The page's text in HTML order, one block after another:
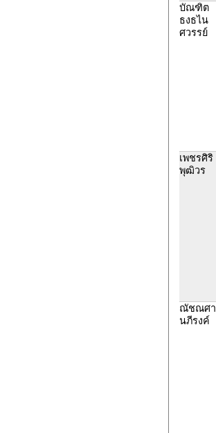
บัณฑิต
ธงธไน
ศวรรย์
เพชรศิริ
พุฒิวร
ณัชณศา
นภีรงค์